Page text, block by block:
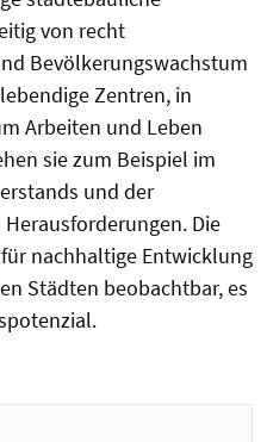
von recht
Bevölkerungswachstum
Zentren, in
Arbeiten und Leben
sie zum Beispiel im
und der
Die
nachhaltige Entwicklung
Städten beobachtbar, es